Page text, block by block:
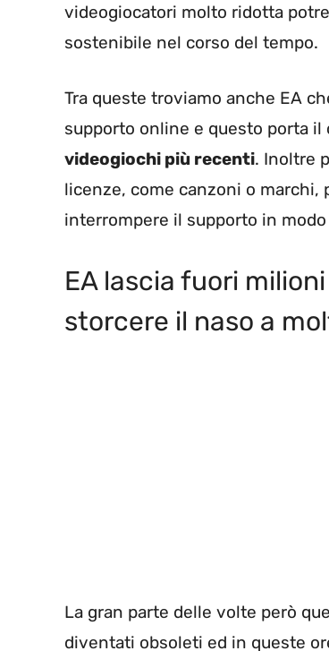
videogiocatori molto ridotta
sostenibile nel corso del tempo.
Tra queste troviamo anche EA
supporto online e questo porta il
videogiochi più recenti. Inoltre
licenze, come canzoni o marchi,
interrompere il supporto in modo
EA lascia fuori
storcere il naso a
La gran parte delle volte però
diventati obsoleti ed in queste